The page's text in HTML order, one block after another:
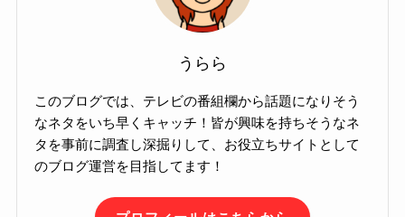
うらら
このブログでは、テレビの番組欄から話題になりそう
なネタをいち早くキャッチ！皆が興味を持ちそうなネ
タを事前に調査し深掘りして、お役立ちサイトとして
のブログ運営を目指してます！